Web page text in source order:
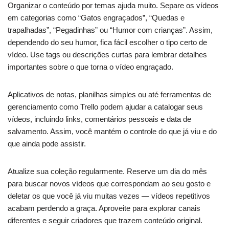
Organizar o conteúdo por temas ajuda muito. Separe os vídeos
em categorias como “Gatos engraçados”, “Quedas e
trapalhadas”, “Pegadinhas” ou “Humor com crianças”. Assim,
dependendo do seu humor, fica fácil escolher o tipo certo de
vídeo. Use tags ou descrições curtas para lembrar detalhes
importantes sobre o que torna o vídeo engraçado.
Aplicativos de notas, planilhas simples ou até ferramentas de
gerenciamento como Trello podem ajudar a catalogar seus
vídeos, incluindo links, comentários pessoais e data de
salvamento. Assim, você mantém o controle do que já viu e do
que ainda pode assistir.
Atualize sua coleção regularmente. Reserve um dia do mês
para buscar novos vídeos que correspondam ao seu gosto e
deletar os que você já viu muitas vezes — vídeos repetitivos
acabam perdendo a graça. Aproveite para explorar canais
diferentes e seguir criadores que trazem conteúdo original.